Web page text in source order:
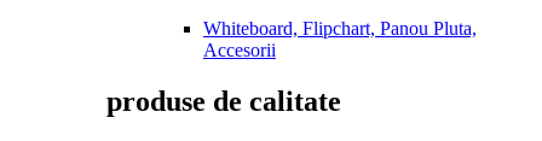
Whiteboard, Flipchart, Panou Pluta,
Accesorii
produse de calitate